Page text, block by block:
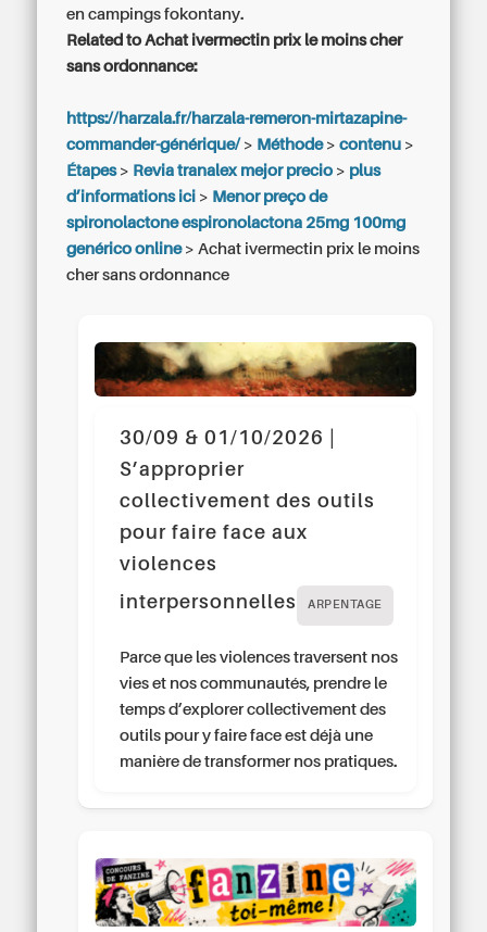
en campings fokontany.
Related to Achat ivermectin prix le moins cher
sans ordonnance:
https://harzala.fr/harzala-remeron-mirtazapine-
commander-générique/> Méthode>contenu >
Étapes> Revia tranalex mejor precio > plus
d’informations ici > Menor preço de
spironolactone espironolactona 25mg 100mg
genérico online> Achat ivermectin prix le moins
cher sans ordonnance
30/09 & 01/10/2026 |
S’approprier
collectivement des outils
pour faire face aux
violences
interpersonnelles
ARPENTAGE
Parce que les violences traversent nos
vies et nos communautés, prendre le
temps d’explorer collectivement des
outils pour y faire face est déjà une
manière de transformer nos pratiques.